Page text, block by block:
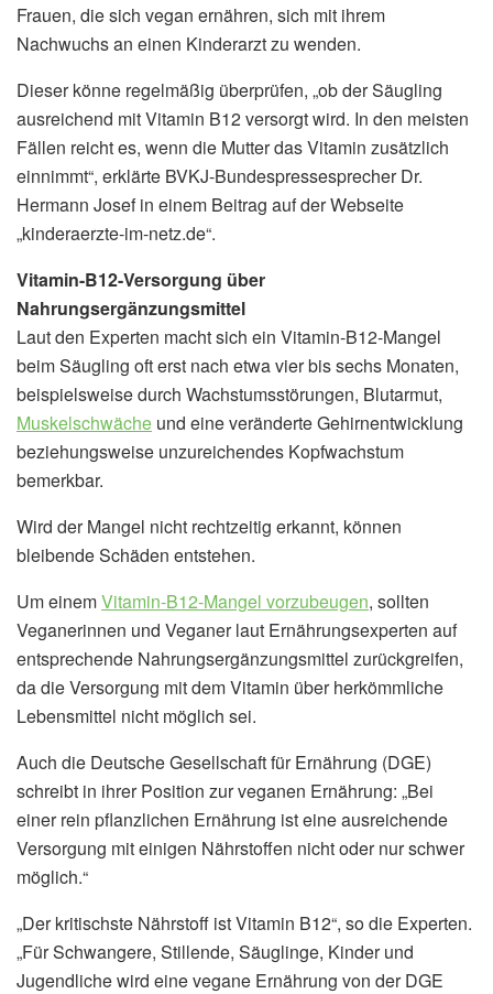
Frauen, die sich vegan ernähren, sich mit ihrem
Nachwuchs an einen Kinderarzt zu wenden.
Dieser könne regelmäßig überprüfen, „ob der Säugling
ausreichend mit Vitamin B12 versorgt wird. In den meisten
Fällen reicht es, wenn die Mutter das Vitamin zusätzlich
einnimmt“, erklärte BVKJ-Bundespressesprecher Dr.
Hermann Josef in einem Beitrag auf der Webseite
„kinderaerzte-im-netz.de“.
Vitamin-B12-Versorgung über
Nahrungsergänzungsmittel
Laut den Experten macht sich ein Vitamin-B12-Mangel
beim Säugling oft erst nach etwa vier bis sechs Monaten,
beispielsweise durch Wachstumsstörungen, Blutarmut,
Muskelschwäche und eine veränderte Gehirnentwicklung
beziehungsweise unzureichendes Kopfwachstum
bemerkbar.
Wird der Mangel nicht rechtzeitig erkannt, können
bleibende Schäden entstehen.
Um einemVitamin-B12-Mangel vorzubeugen, sollten
Veganerinnen und Veganer laut Ernährungsexperten auf
entsprechende Nahrungsergänzungsmittel zurückgreifen,
da die Versorgung mit dem Vitamin über herkömmliche
Lebensmittel nicht möglich sei.
Auch die Deutsche Gesellschaft für Ernährung (DGE)
schreibt in ihrer Position zur veganen Ernährung: „Bei
einer rein pflanzlichen Ernährung ist eine ausreichende
Versorgung mit einigen Nährstoffen nicht oder nur schwer
möglich.“
„Der kritischste Nährstoff ist Vitamin B12“, so die Experten.
„Für Schwangere, Stillende, Säuglinge, Kinder und
Jugendliche wird eine vegane Ernährung von der DGE